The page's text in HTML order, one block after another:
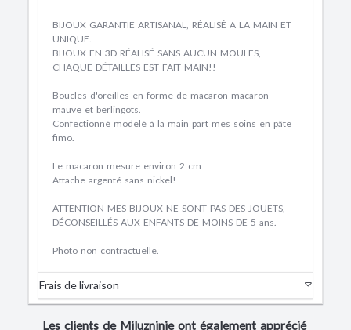
BIJOUX GARANTIE ARTISANAL, RÉALISÉ A LA MAIN ET
UNIQUE.
BIJOUX EN 3D RÉALISÉ SANS AUCUN MOULES,
CHAQUE DÉTAILLES EST FAIT MAIN!!
Boucles d'oreilles en forme de macaron macaron
mauve et berlingots.
Confectionné modelé à la main part mes soins en pâte
fimo.
Le macaron mesure environ 2 cm
Attache argenté sans nickel!
ATTENTION MES BIJOUX NE SONT PAS DES JOUETS,
DÉCONSEILLÉS AUX ENFANTS DE MOINS DE 5 ans.
Photo non contractuelle.
Frais de livraison
Les clients de Miluzninie ont également apprécié